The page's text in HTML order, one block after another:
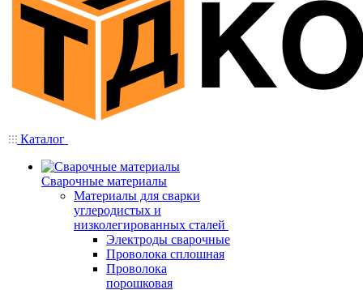
Каталог
Сварочные материалы
Материалы для сварки
углеродистых и
низколегированных сталей
Электроды сварочные
Проволока сплошная
Проволока
порошковая